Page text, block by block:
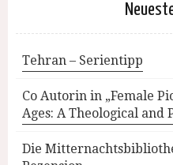
Tehran – Serientipp
Co Autorin in „Female
Ages: A Theological and
Die